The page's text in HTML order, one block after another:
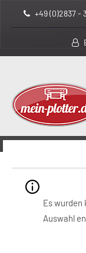
+49 (0)2837 -
Es wurden
Auswahl